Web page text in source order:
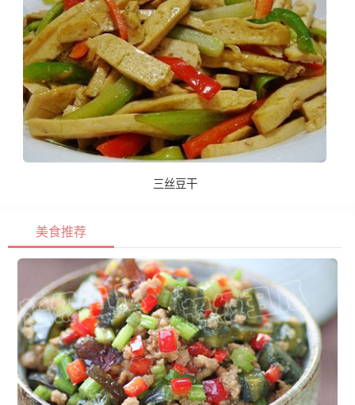
三丝豆干
美食推荐